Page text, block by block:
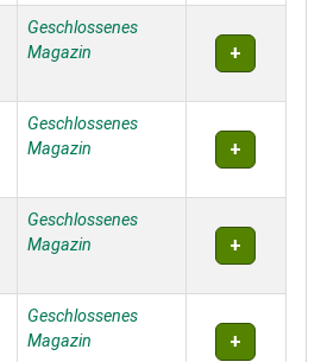
Geschlossenes
Magazin
Geschlossenes
Magazin
Geschlossenes
Magazin
Geschlossenes
Magazin